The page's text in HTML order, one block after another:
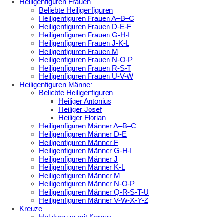
Heiligenfiguren Frauen
Beliebte Heiligenfiguren
Heiligenfiguren Frauen A–B–C
Heiligenfiguren Frauen D-E-F
Heiligenfiguren Frauen G-H-I
Heiligenfiguren Frauen J-K-L
Heiligenfiguren Frauen M
Heiligenfiguren Frauen N-O-P
Heiligenfiguren Frauen R-S-T
Heiligenfiguren Frauen U-V-W
Heiligenfiguren Männer
Beliebte Heiligenfiguren
Heiliger Antonius
Heiliger Josef
Heiliger Florian
Heiligenfiguren Männer A–B–C
Heiligenfiguren Männer D-E
Heiligenfiguren Männer F
Heiligenfiguren Männer G-H-I
Heiligenfiguren Männer J
Heiligenfiguren Männer K-L
Heiligenfiguren Männer M
Heiligenfiguren Männer N-O-P
Heiligenfiguren Männer Q-R-S-T-U
Heiligenfiguren Männer V-W-X-Y-Z
Kreuze